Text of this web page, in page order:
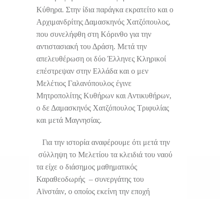
Κύθηρα. Στην ίδια παράγκα εκρατείτο και ο
Αρχιμανδρίτης Δαμασκηνός Χατζόπουλος,
που συνελήφθη στη Κόρινθο για την
αντιστασιακή του Δράση. Μετά την
απελευθέρωση οι δύο Έλληνες Κληρικοί
επέστρεψαν στην Ελλάδα και ο μεν
Μελέτιος Γαλανόπουλος έγινε
Μητροπολίτης Κυθήρων και Αντικυθήρων,
ο δε Δαμασκηνός Χατζόπουλος Τριφυλίας
και μετά Μαγνησίας.
Για την ιστορία αναφέρουμε ότι μετά την
σύλληψη το Μελετίου τα κλειδιά του ναού
τα είχε ο διάσημος μαθηματικός
Καραθεοδωρής – συνεργάτης του
Αϊνστάιν, ο οποίος εκείνη την εποχή